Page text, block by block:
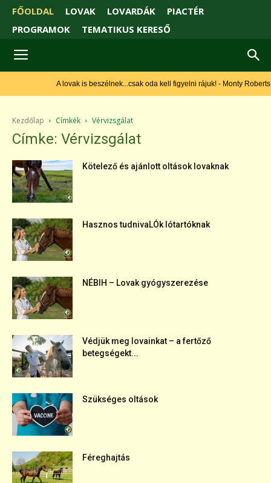
FŐOLDAL LOVAK LOVARDÁK
PIACTÉR
PROGRAMOK
TEMATIKUS KERESŐ
A lovak is beszélnek...csak oda kell figyelni rájuk! - Monty Roberts
Kezdőlap Címkék Vérvizsgálat
Címke: Vérvizsgálat
Kötelező és ajánlott oltások lovaknak
Hasznos tudnivaLÓk lótartóknak
NÉBIH – Lovak gyógyszerezése
Védjük meg lovainkat – a fertőző
betegségekt...
Szükséges oltások
Féreghajtás